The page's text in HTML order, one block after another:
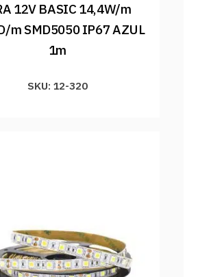
12V BASIC 14,4W/m
m SMD5050 IP67 AZUL
1m
SKU: 12-320